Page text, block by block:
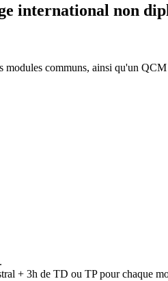
international non
communs, ainsi qu'un
+ 3h de TD ou TP pour chaque